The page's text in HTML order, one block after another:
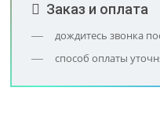
Заказ и оплата
дождитесь звонка
способ оплаты